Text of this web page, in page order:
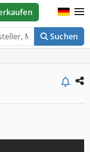
Suchen